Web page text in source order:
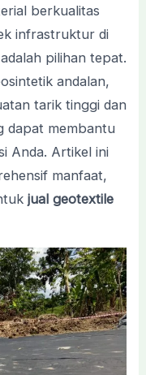
berkualitas
infrastruktur di
pilihan tepat.
andalan,
tarik tinggi dan
dapat membantu
Anda. Artikel ini
manfaat,
jual geotextile